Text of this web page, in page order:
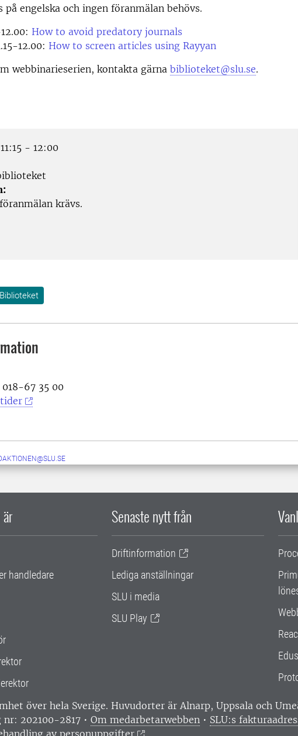
på engelska och ingen föranmälan behövs.
How to avoid predatory journals
12.00: How to screen articles using Rayyan
webbinarieserien, kontakta gärna biblioteket@slu.se.
- 12:00
krävs.
Biblioteket
018-67 35 00
handledare
Senaste nytt från
Driftinformation
Lediga anställningar
SLU i media
SLU Play
över hela Sverige. Huvudorter är Alnarp, Uppsala och
nr: 202100-2817 • Om medarbetarwebben • SLU:s
av personuppgifter